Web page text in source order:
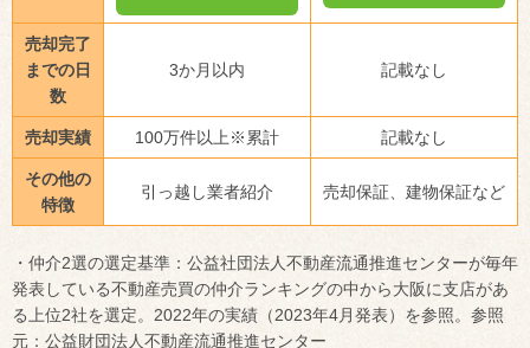
売却完了
までの日
数
3か月以内 記載なし
売却実績 100万件以上※累計 記載なし
その他の
特徴
引っ越し業者紹介 売却保証、建物保証など
・仲介2選の選定基準：公益社団法人不動産流通推進センターが毎年
発表している不動産売買の仲介ランキングの中から大阪に支店があ
る上位2社を選定。2022年の実績（2023年4月発表）を参照。参照
元：公益財団法人不動産流通推進センター